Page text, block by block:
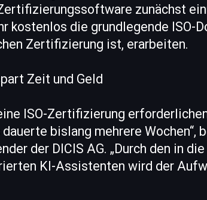
zunächst
kostenlos die grundlegende ISO-
Zertifizierung ist, erarbeiten.
Zeit und Geld
ISO-Zertifizierung
bislang mehrere Wochen“,
der DICIS AG. „Durch den in die
KI-Assistenten wird der